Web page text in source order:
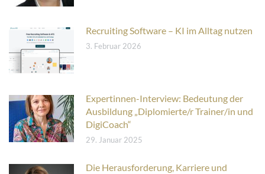
Recruiting Software – KI im Alltag nutzen
3. Februar 2026
Expertinnen-Interview: Bedeutung der
Ausbildung „Diplomierte/r Trainer/in und
DigiCoach“
29. Januar 2025
Die Herausforderung, Karriere und